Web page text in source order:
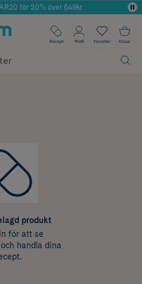
inom Skönhet
för 20% över 649kr
frakt
på alla köp*
Recept Profil Favoriter Kassa
produkt
för att se
handla dina